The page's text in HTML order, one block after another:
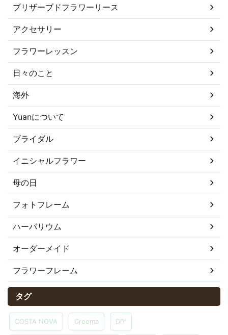
プリザーブドフラワーリース
アクセサリー
フラワーレッスン
日々のこと
海外
Yuanについて
ブライダル
イニシャルフラワー
母の日
フォトフレーム
ハーバリウム
オーダーメイド
フラワーフレーム
タグ
COSTA NOVA Creema DIY